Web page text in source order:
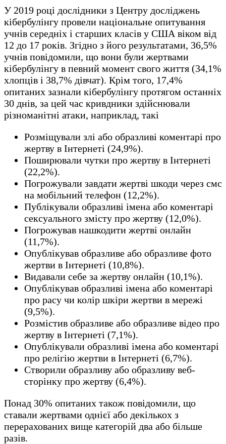
У 2019 році дослідники з Центру досліджень
кібербулінгу провели національне опитування
учнів середніх і старших класів у США віком від
12 до 17 років. Згідно з його результатами, 36,5%
учнів повідомили, що вони були жертвами
кібербулінгу в певний момент свого життя (34,1%
хлопців і 38,7% дівчат). Крім того, 17,4%
опитаних зазнали кібербулінгу протягом останніх
30 днів, за цей час кривдники здійснювали
різноманітні атаки, наприклад, такі
Розміщували злі або образливі коментарі про
жертву в Інтернеті (24,9%).
Поширювали чутки про жертву в Інтернеті
(22,2%).
Погрожували завдати жертві шкоди через смс
на мобільний телефон (12,2%).
Публікували образливі імена або коментарі
сексуального змісту про жертву (12,0%).
Погрожував нашкодити жертві онлайн
(11,7%).
Опублікував образливе або образливе фото
жертви в Інтернеті (10,8%).
Видавали себе за жертву онлайн (10,1%).
Опублікував образливі імена або коментарі
про расу чи колір шкіри жертви в мережі
(9,5%).
Розмістив образливе або образливе відео про
жертву в Інтернеті (7,1%).
Опублікували образливі імена або коментарі
про релігію жертви в Інтернеті (6,7%).
Створили образливу або образливу веб-
сторінку про жертву (6,4%).
Понад 30% опитаних також повідомили, що
ставали жертвами однієї або декількох з
перерахованих вище категорій два або більше
разів.